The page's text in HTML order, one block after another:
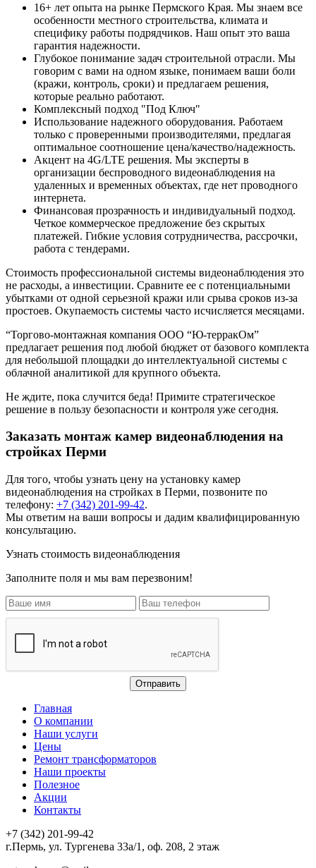
16+ лет опыта на рынке Пермского Края. Мы знаем все
особенности местного строительства, климата и
специфику работы подрядчиков. Наш опыт это ваша
гарантия надежности.
Глубокое понимание задач строительной отрасли. Мы
говорим с вами на одном языке, понимаем ваши боли
(кражи, контроль, сроки) и предлагаем решения,
которые реально работают.
Комплексный подход "Под Ключ"
Использование надежного оборудования. Работаем
только с проверенными производителями, предлагая
оптимальное соотношение цена/качество/надежность.
Акцент на 4G/LTE решения. Мы эксперты в
организации беспроводного видеонаблюдения на
удаленных и временных объектах, где нет проводного
интернета.
Финансовая прозрачность и индивидуальный подход.
Четкое коммерческое предложение без скрытых
платежей. Гибкие условия сотрудничества, рассрочки,
работа с тендерами.
Стоимость профессиональной системы видеонаблюдения это
не расходы, а инвестиции. Сравните ее с потенциальными
убытками от одной серьезной кражи или срыва сроков из-за
простоев. Окупаемость системы часто исчисляется месяцами.
“Торгово-монтажная компания ООО “Ю-терракОм”
предлагает решения под любой бюджет от базового комплекта
для небольшой площадки до интеллектуальной системы с
облачной аналитикой для крупного объекта.
Не ждите, пока случится беда! Примите стратегическое
решение в пользу безопасности и контроля уже сегодня.
Заказать монтаж камер видеонаблюдения на
стройках Перми
Для того, чтобы узнать цену на установку камер
видеонаблюдения на стройках в Перми, позвоните по
телефону: +7 (342) 201-99-42.
Мы ответим на ваши вопросы и дадим квалифицированную
консультацию.
Узнать стоимость видеонаблюдения
Заполните поля и мы вам перезвоним!
Главная
О компании
Наши услуги
Цены
Ремонт трансформаторов
Наши проекты
Полезное
Акции
Контакты
+7 (342) 201-99-42
г.Пермь, ул. Тургенева 33а/1, оф. 208, 2 этаж